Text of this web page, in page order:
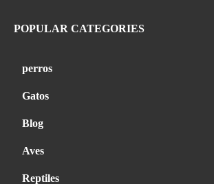
POPULAR CATEGORIES
perros
Gatos
Blog
Aves
Reptiles